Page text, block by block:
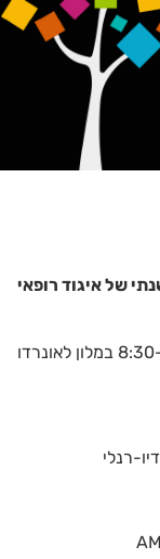
של איגוד רופאי
שיתקיים בתאריך 22.2.23 בין השעות 8:30-14:00 במלון לאונרדו
רנלי